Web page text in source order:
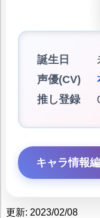
誕生日
声優(CV)
推し登録
キャラ情報
更新: 2023/02/08